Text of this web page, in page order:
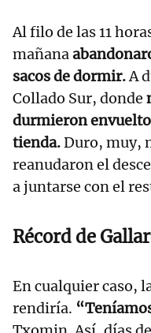
Al filo de las 11
mañana
sacos de dormir.A
Collado Sur, donde
durmieron
tienda.Duro, muy,
reanudaron el
a juntarse con el
Récord de
En cualquier caso,
rendiría.